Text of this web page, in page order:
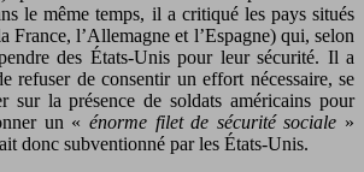
le même temps, il a critiqué les pays situés
France, l’Allemagne et l’Espagne) qui, selon
des États-Unis pour leur sécurité. Il a
refuser de consentir un effort nécessaire, se
sur la présence de soldats américains pour
un « énorme filet de sécurité sociale »
donc subventionné par les États-Unis.